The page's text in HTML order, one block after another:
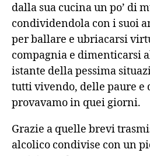
dalla sua cucina un po’ di
condividendola con i suoi
per ballare e ubriacarsi
compagnia e dimenticarsi
istante della pessima
tutti vivendo, delle paure e
provavamo in quei giorni.
Grazie a quelle brevi
alcolico condivise con un